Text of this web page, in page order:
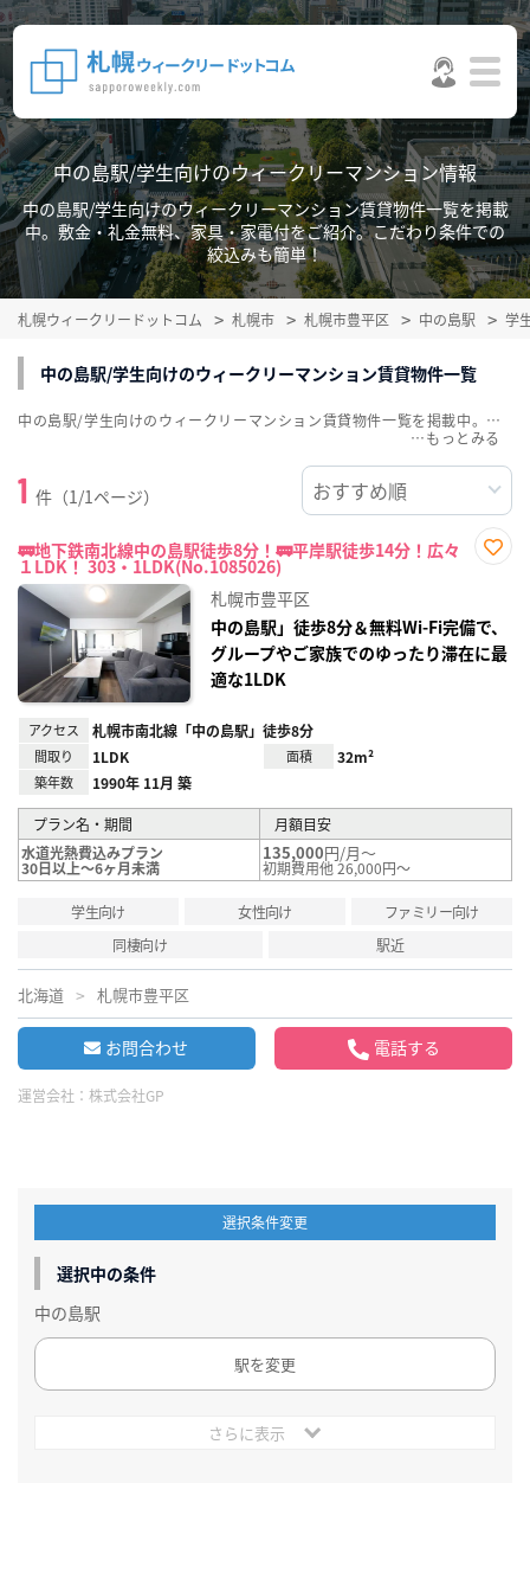
中の島駅/学生向けのウィークリーマンション情報
中の島駅/学生向けのウィークリーマンション賃貸物件一覧を掲載
中。敷金・礼金無料、家具・家電付をご紹介。こだわり条件での
絞込みも簡単！
札幌ウィークリードットコム 札幌市 札幌市豊平区 中の島駅 学
中の島駅/学生向けのウィークリーマンション賃貸物件一覧
1 件（1/1ページ）
🚃地下鉄南北線中の島駅徒歩8分！🚃平岸駅徒歩14分！広々
１LDK！ 303・1LDK(No.1085026)
録
札幌市豊平区
中の島駅」徒歩8分＆無料Wi-Fi完備で、
グループやご家族でのゆったり滞在に最
適な1LDK
アクセス 札幌市南北線「中の島駅」徒歩8分
間取り 1LDK 面積 32m²
築年数 1990年 11月 築
プラン名・期間
月額目安
水道光熱費込みプラン
30日以上～6ヶ月未満
135,000円/月～
初期費用他 26,000円～
学生向け 女性向け
ファミリー向け
同棲向け
駅近
北海道 札幌市豊平区
お問合わせ 電話する
運営会社： 株式会社GP
中の島駅/学生向けのウィークリーマンション賃貸物件一覧を掲載中。敷金・礼金無料、家具・家電付をご紹介。こだわり条件での絞込みも簡単！
…
選択条件変更
選択中の条件
中の島駅
駅を変更
さらに表示